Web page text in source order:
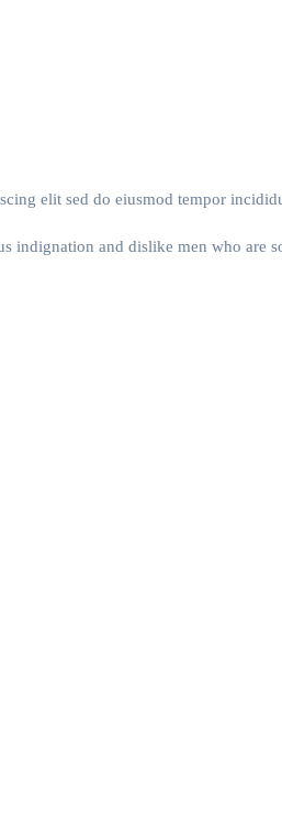
elit sed do eiusmod tempor
indignation and dislike men who are